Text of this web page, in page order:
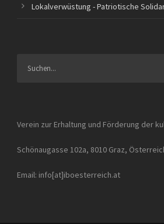
Lokalverwüstung - Patriotische
Verein zur Erhaltung und Förderung der
Schönaugasse 102a, 8010 Graz,
Email: info[at]iboesterreich.at